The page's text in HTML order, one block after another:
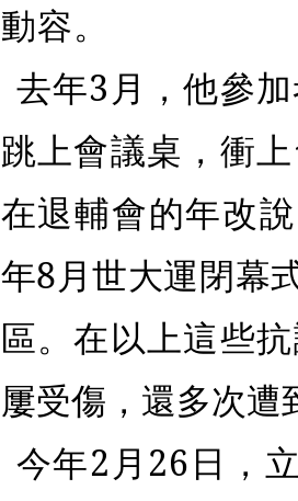
動容。
去年3月，他參
跳上會議桌，衝
在退輔會的年改
年8月世大運閉幕
區。在以上這些
屢受傷，還多次遭
今年2月26日，